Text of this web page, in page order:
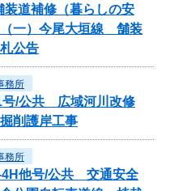
道補修（暮らしの安
一）今尾大垣線 舗装
公告
務所
号/公共 広域河川改修
削護岸工事
務所
4H他号/公共 交通安全